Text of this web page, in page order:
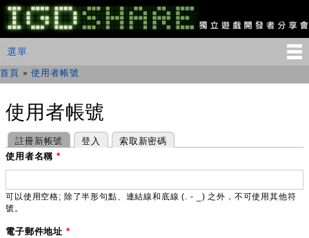
移
至
主
IGDSHARE
獨
遊
發
享
會
主選單
選單
您在這裡
首頁 »使用者帳號
使用者帳號
主要索引標籤
註冊新帳號
(作用中頁籤) 登入 索取新密碼
使用者名稱*
可以使用空格; 除了半形句點、連結線和底線 (. - _) 之外，不可使用其他符
號。
電子郵件地址 *